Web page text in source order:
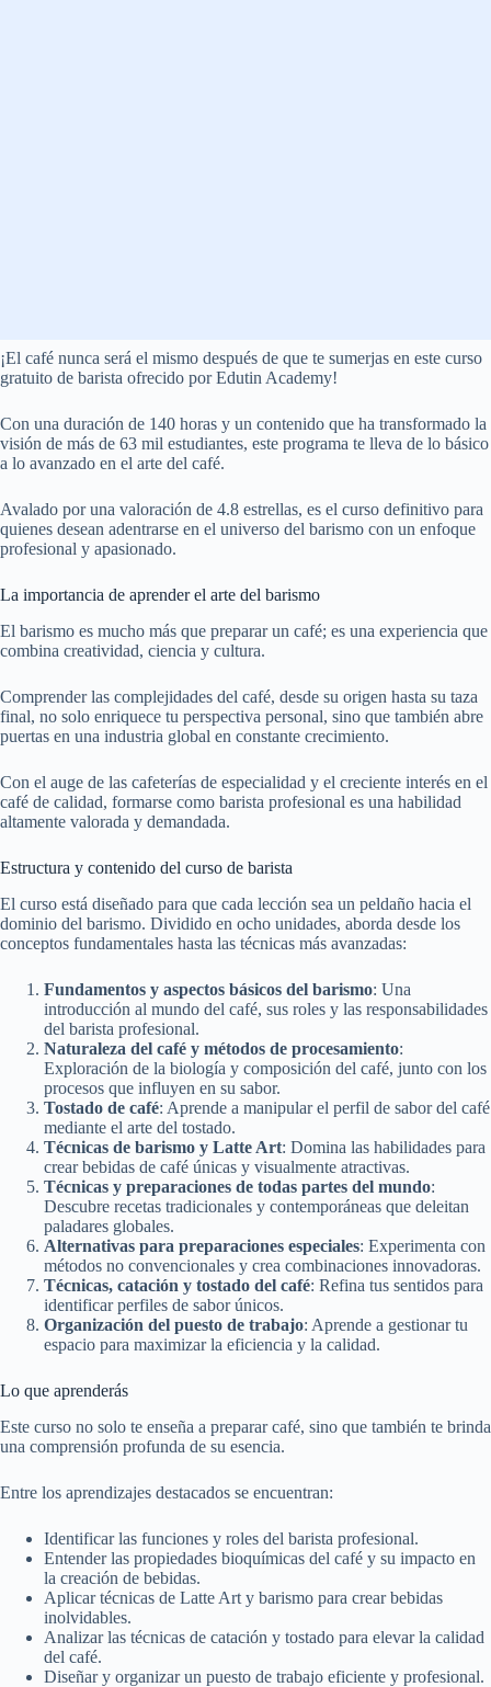
¡El café nunca será el mismo después de que te sumerjas en este curso
gratuito de barista ofrecido por Edutin Academy!
Con una duración de 140 horas y un contenido que ha transformado la
visión de más de 63 mil estudiantes, este programa te lleva de lo básico
a lo avanzado en el arte del café.
Avalado por una valoración de 4.8 estrellas, es el curso definitivo para
quienes desean adentrarse en el universo del barismo con un enfoque
profesional y apasionado.
La importancia de aprender el arte del barismo
El barismo es mucho más que preparar un café; es una experiencia que
combina creatividad, ciencia y cultura.
Comprender las complejidades del café, desde su origen hasta su taza
final, no solo enriquece tu perspectiva personal, sino que también abre
puertas en una industria global en constante crecimiento.
Con el auge de las cafeterías de especialidad y el creciente interés en el
café de calidad, formarse como barista profesional es una habilidad
altamente valorada y demandada.
Estructura y contenido del curso de barista
El curso está diseñado para que cada lección sea un peldaño hacia el
dominio del barismo. Dividido en ocho unidades, aborda desde los
conceptos fundamentales hasta las técnicas más avanzadas:
Fundamentos y aspectos básicos del barismo: Una
introducción al mundo del café, sus roles y las responsabilidades
del barista profesional.
Naturaleza del café y métodos de procesamiento:
Exploración de la biología y composición del café, junto con los
procesos que influyen en su sabor.
Tostado de café: Aprende a manipular el perfil de sabor del café
mediante el arte del tostado.
Técnicas de barismo y Latte Art: Domina las habilidades para
crear bebidas de café únicas y visualmente atractivas.
Técnicas y preparaciones de todas partes del mundo:
Descubre recetas tradicionales y contemporáneas que deleitan
paladares globales.
Alternativas para preparaciones especiales: Experimenta con
métodos no convencionales y crea combinaciones innovadoras.
Técnicas, catación y tostado del café: Refina tus sentidos para
identificar perfiles de sabor únicos.
Organización del puesto de trabajo: Aprende a gestionar tu
espacio para maximizar la eficiencia y la calidad.
Lo que aprenderás
Este curso no solo te enseña a preparar café, sino que también te brinda
una comprensión profunda de su esencia.
Entre los aprendizajes destacados se encuentran:
Identificar las funciones y roles del barista profesional.
Entender las propiedades bioquímicas del café y su impacto en
la creación de bebidas.
Aplicar técnicas de Latte Art y barismo para crear bebidas
inolvidables.
Analizar las técnicas de catación y tostado para elevar la calidad
del café.
Diseñar y organizar un puesto de trabajo eficiente y profesional.